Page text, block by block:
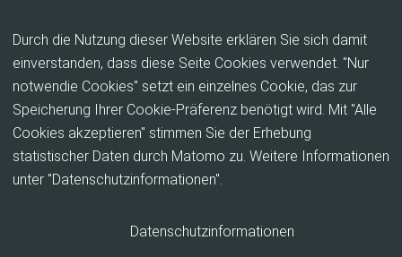
Durch die Nutzung dieser Website erklären Sie sich damit
einverstanden, dass diese Seite Cookies verwendet. "Nur
notwendie Cookies" setzt ein einzelnes Cookie, das zur
Speicherung Ihrer Cookie-Präferenz benötigt wird. Mit "Alle
Cookies akzeptieren" stimmen Sie der Erhebung
statistischer Daten durch Matomo zu. Weitere Informationen
unter "Datenschutzinformationen".
Datenschutzinformationen
Fördermöglichkeiten
Manche Projekte oder Vorhaben lassen sich für Vereine und
Initiativen nur mit zusätzlichen finanziellen Mitteln realisieren.